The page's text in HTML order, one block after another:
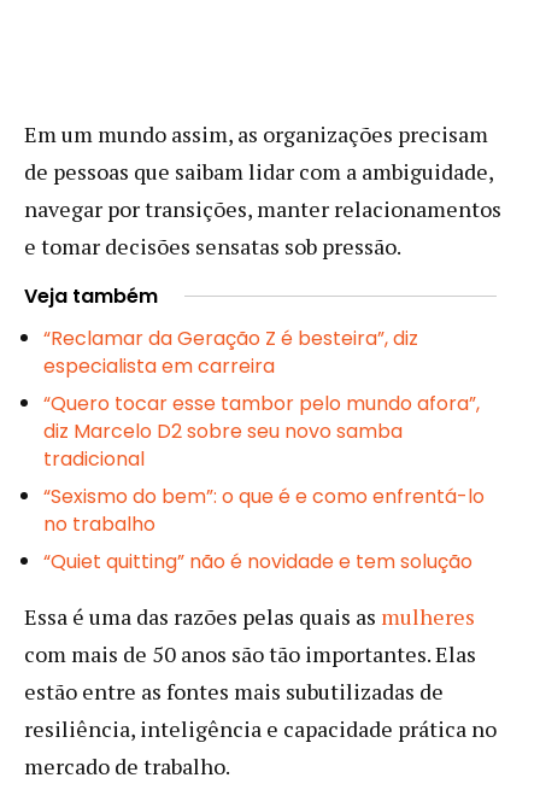
Em um mundo assim, as organizações precisam
de pessoas que saibam lidar com a ambiguidade,
navegar por transições, manter relacionamentos
e tomar decisões sensatas sob pressão.
Veja também
“Reclamar da Geração Z é besteira”, diz
especialista em carreira
“Quero tocar esse tambor pelo mundo afora”,
diz Marcelo D2 sobre seu novo samba
tradicional
“Sexismo do bem”: o que é e como enfrentá-lo
no trabalho
“Quiet quitting” não é novidade e tem solução
Essa é uma das razões pelas quais as mulheres
com mais de 50 anos são tão importantes. Elas
estão entre as fontes mais subutilizadas de
resiliência, inteligência e capacidade prática no
mercado de trabalho.